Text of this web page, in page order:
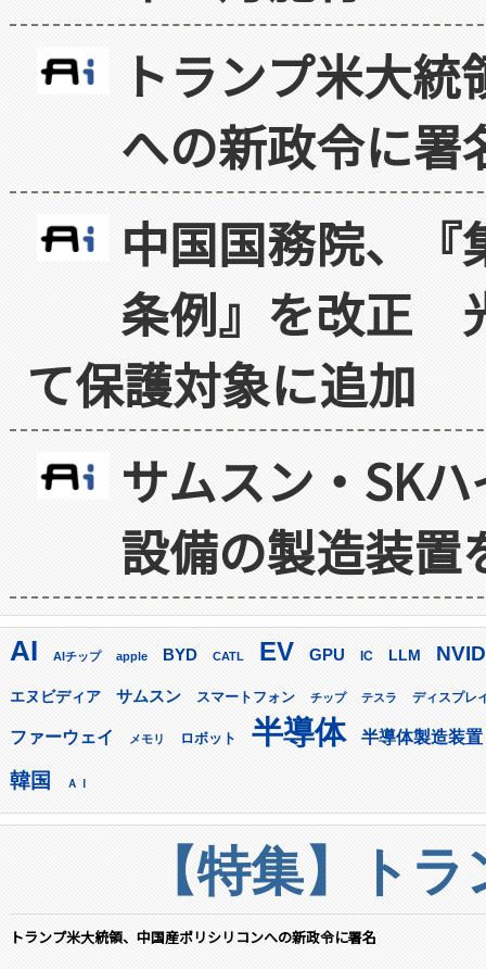
トランプ米大
への新政令に署
中国国務院、
条例』を改正
て保護対象に追加
サムスン・SK
設備の製造装置
AI AIチップ apple BYD CATL EV GPU IC LLM
エヌビディア サムスン スマートフォン チップ テスラ ディスプレ
ファーウェイ メモリ ロボット 半導体 半導体製造装置
韓国 ＡＩ
【特集】ト
トランプ米大統領、中国産ポリシリコンへの新政令に署名